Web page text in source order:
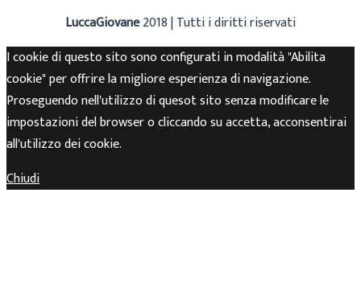
LuccaGiovane2018 | Tutti i diritti riservati
I cookie di questo sito sono configurati in modalità "Abilita
cookie" per offrire la migliore esperienza di navigazione.
Proseguendo nell'utilizzo di quesot sito senza modificare le
impostazioni del browser o cliccando su accetta, acconsentirai
all'utilizzo dei cookie.
Chiudi